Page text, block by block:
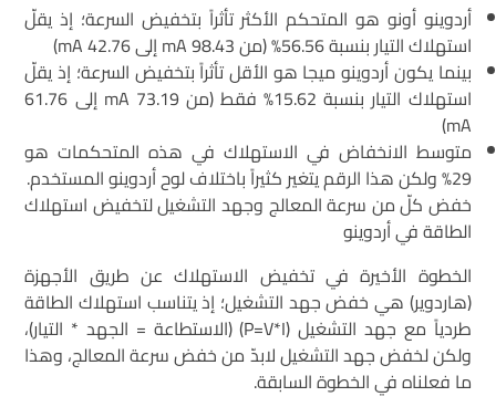
أردوينو أونو هو المتحكم الأكثر تأثراً بتخفيض السرعة؛ إذ يقلّ
استهلاك التيار بنسبة 56.56% (من 98.43 mA إلى 42.76 mA)
بينما يكون أردوينو ميجا هو الأقل تأثراً بتخفيض السرعة؛ إذ يقلّ
استهلاك التيار بنسبة 15.62% فقط (من 73.19 mA إلى 61.76
mA)
متوسط الانخفاض في الاستهلاك في هذه المتحكمات هو
29% ولكن هذا الرقم يتغير كثيراً باختلاف لوح أردوينو المستخدم.
خفض كلّ من سرعة المعالج وجهد التشغيل لتخفيض استهلاك
الطاقة في أردوينو
الخطوة الأخيرة في تخفيض الاستهلاك عن طريق الأجهزة
(هاردوير) هي خفض جهد التشغيل؛ إذ يتناسب استهلاك الطاقة
طردياً مع جهد التشغيل (P=V*I) (الاستطاعة = الجهد * التيار)،
ولكن لخفض جهد التشغيل لابدّ من خفض سرعة المعالج، وهذا
ما فعلناه في الخطوة السابقة.